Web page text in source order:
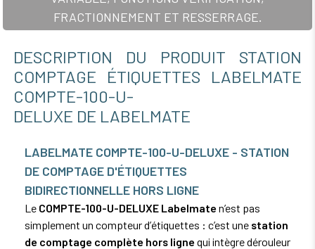
FRACTIONNEMENT ET RESSERRAGE.
DESCRIPTION DU PRODUIT STATION
COMPTAGE ÉTIQUETTES LABELMATE
COMPTE-100-U-
DELUXE DE LABELMATE
LABELMATE COMPTE-100-U-DELUXE - STATION
DE COMPTAGE D'ÉTIQUETTES
BIDIRECTIONNELLE HORS LIGNE
Le COMPTE-100-U-DELUXE Labelmaten’est pas
simplement un compteur d’étiquettes : c’est une station
de comptage complète hors lignequi intègre dérouleur